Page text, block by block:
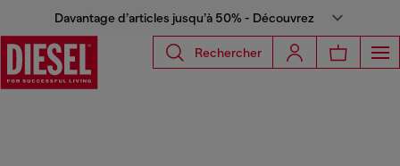
Davantage d’articles jusqu’à 50% - Découvrez
Rechercher